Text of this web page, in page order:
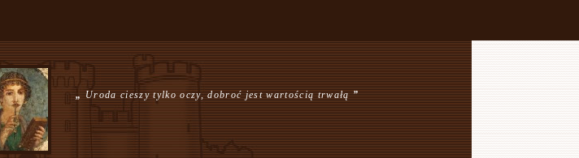
„Uroda cieszy tylko oczy, dobroć jest wartością trwałą”